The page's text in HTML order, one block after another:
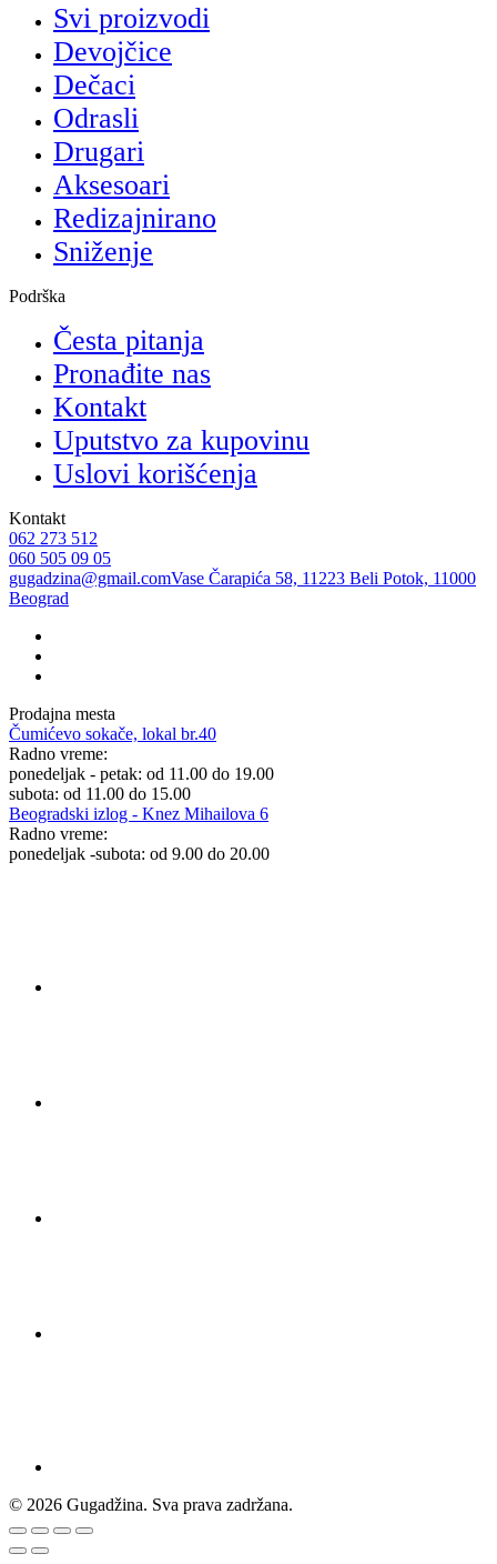
Svi proizvodi
Devojčice
Dečaci
Odrasli
Drugari
Aksesoari
Redizajnirano
Sniženje
Podrška
Česta pitanja
Pronađite nas
Kontakt
Uputstvo za kupovinu
Uslovi korišćenja
Kontakt
062 273 512
060 505 09 05
gugadzina@gmail.comVase Čarapića 58, 11223 Beli Potok, 11000
Beograd
Prodajna mesta
Čumićevo sokače, lokal br.40
Radno vreme:
ponedeljak - petak: od 11.00 do 19.00
subota: od 11.00 do 15.00
Beogradski izlog - Knez Mihailova 6
Radno vreme:
ponedeljak -subota: od 9.00 do 20.00
© 2026 Gugadžina. Sva prava zadržana.